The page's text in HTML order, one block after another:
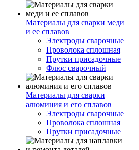
Материалы для сварки меди
и ее сплавов
Электроды сварочные
Проволока сплошная
Прутки присадочные
Флюс сварочный
Материалы для сварки
алюминия и его сплавов
Электроды сварочные
Проволока сплошная
Прутки присадочные